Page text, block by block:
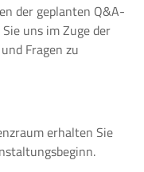
der geplanten Q&A-
uns im Zuge der
Fragen zu
erhalten Sie